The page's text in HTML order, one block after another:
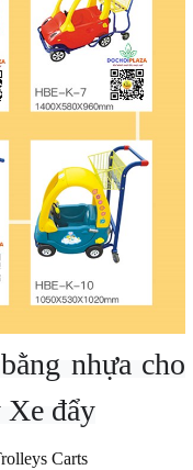
nhựa cho
Xe đẩy
Carts